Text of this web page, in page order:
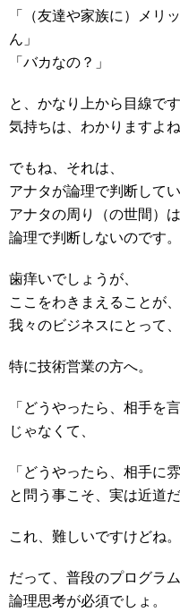
「（友達や家族に）メリ
ん」
「バカなの？」
と、かなり上から目線で
気持ちは、わかりますよね
でもね、それは、
アナタが論理で判断して
アナタの周り（の世間）は
論理で判断しないのです。
歯痒いでしょうが、
ここをわきまえることが、
我々のビジネスにとって
特に技術営業の方へ。
「どうやったら、相手を
じゃなくて、
「どうやったら、相手に
と問う事こそ、実は近道
これ、難しいですけどね。
だって、普段のプログラム
論理思考が必須でしょ。